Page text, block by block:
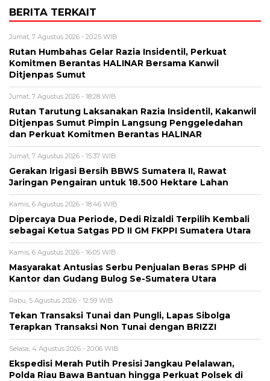
BERITA TERKAIT
Jumat, 7 Agustus 2026 - 20:25 WIB
Rutan Humbahas Gelar Razia Insidentil, Perkuat
Komitmen Berantas HALINAR Bersama Kanwil
Ditjenpas Sumut
Jumat, 7 Agustus 2026 - 18:28 WIB
Rutan Tarutung Laksanakan Razia Insidentil, Kakanwil
Ditjenpas Sumut Pimpin Langsung Penggeledahan
dan Perkuat Komitmen Berantas HALINAR
Jumat, 7 Agustus 2026 - 15:37 WIB
Gerakan Irigasi Bersih BBWS Sumatera II, Rawat
Jaringan Pengairan untuk 18.500 Hektare Lahan
Kamis, 6 Agustus 2026 - 18:46 WIB
Dipercaya Dua Periode, Dedi Rizaldi Terpilih Kembali
sebagai Ketua Satgas PD II GM FKPPI Sumatera Utara
Kamis, 6 Agustus 2026 - 16:05 WIB
Masyarakat Antusias Serbu Penjualan Beras SPHP di
Kantor dan Gudang Bulog Se-Sumatera Utara
Rabu, 5 Agustus 2026 - 12:59 WIB
Tekan Transaksi Tunai dan Pungli, Lapas Sibolga
Terapkan Transaksi Non Tunai dengan BRIZZI
Selasa, 4 Agustus 2026 - 20:06 WIB
Ekspedisi Merah Putih Presisi Jangkau Pelalawan,
Polda Riau Bawa Bantuan hingga Perkuat Polsek di